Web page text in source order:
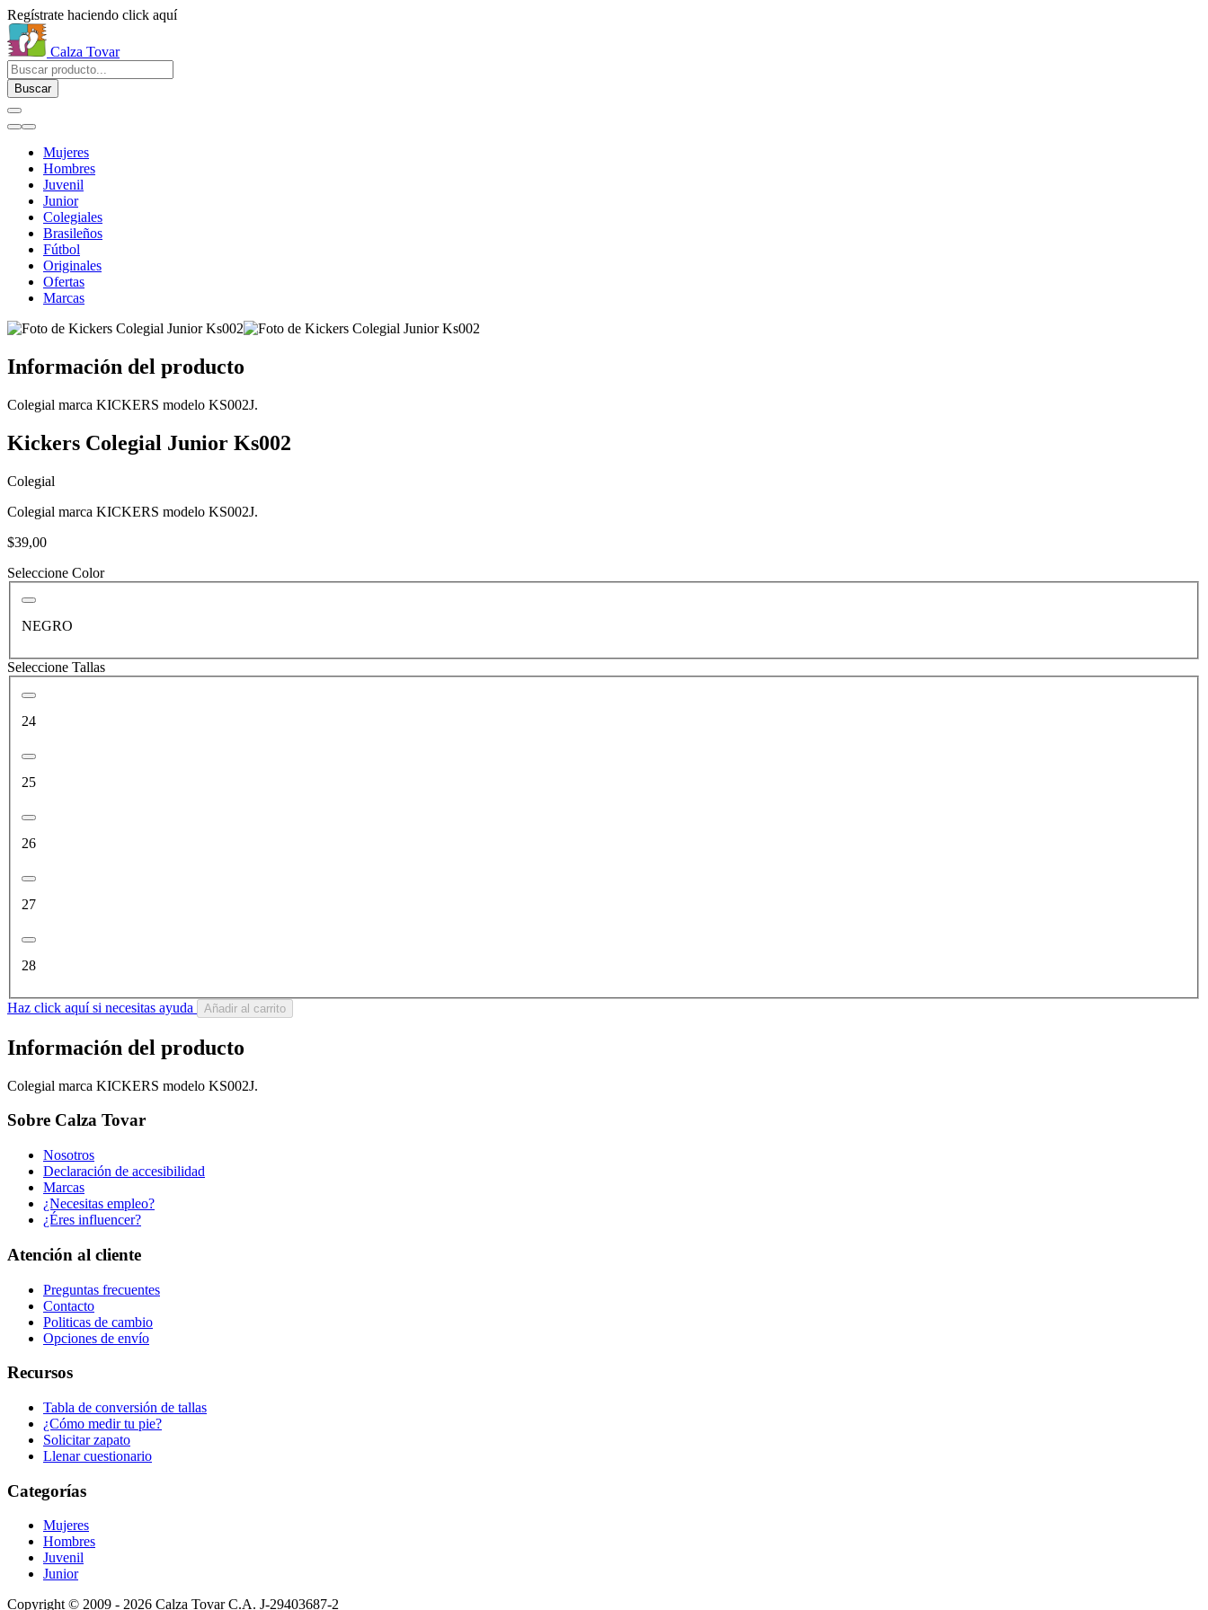
Regístrate haciendo click aquí
Calza Tovar
Buscar
Mujeres
Hombres
Juvenil
Junior
Colegiales
Brasileños
Fútbol
Originales
Ofertas
Marcas
Información del producto
Colegial marca KICKERS modelo KS002J.
Kickers Colegial Junior Ks002
Colegial
Colegial marca KICKERS modelo KS002J.
$39,00
Seleccione Color
NEGRO
Seleccione Tallas
24
25
26
27
28
Haz click aquí si necesitas ayuda Añadir al carrito
Información del producto
Colegial marca KICKERS modelo KS002J.
Sobre Calza Tovar
Nosotros
Declaración de accesibilidad
Marcas
¿Necesitas empleo?
¿Éres influencer?
Atención al cliente
Preguntas frecuentes
Contacto
Politicas de cambio
Opciones de envío
Recursos
Tabla de conversión de tallas
¿Cómo medir tu pie?
Solicitar zapato
Llenar cuestionario
Categorías
Mujeres
Hombres
Juvenil
Junior
Copyright © 2009 - 2026 Calza Tovar C.A. J-29403687-2